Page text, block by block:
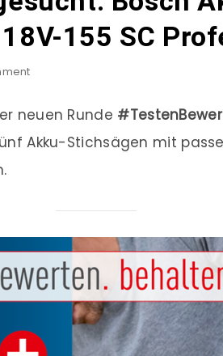
155 SC
neuen Runde
Akku-Stichsägen mit